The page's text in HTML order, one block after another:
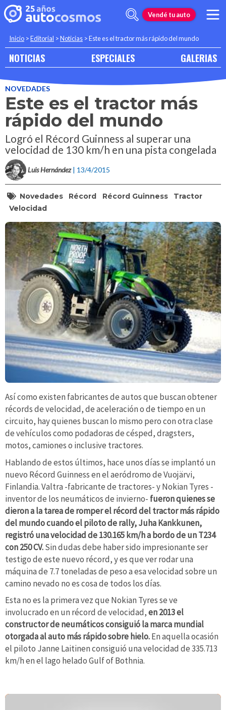
Vendé tu auto
Inicio >Editorial >Noticias >Este es el tractor más rápido del mundo
NOTICIAS ESPECIALES GALERIAS
NOVEDADES
Este es el tractor más
rápido del mundo
Logró el Récord Guinness al superar una
velocidad de 130 km/h en una pista congelada
Luis Hernández | 13/4/2015
Novedades Récord Récord Guinness
Tractor
Velocidad
Así como existen fabricantes de autos que buscan obtener
récords de velocidad, de aceleración o de tiempo en un
circuito, hay quienes buscan lo mismo pero con otra clase
de vehículos como podadoras de césped, dragsters,
motos, camiones o inclusive tractores.
Hablando de estos últimos, hace unos días se implantó un
nuevo Récord Guinness en el aeródromo de Vuojärvi,
Finlandia. Valtra -fabricante de tractores- y Nokian Tyres -
inventor de los neumáticos de invierno- fueron quienes se
dieron a la tarea de romper el récord del tractor más rápido
del mundo cuando el piloto de rally, Juha Kankkunen,
registró una velocidad de 130.165 km/h a bordo de un T234
con 250 CV.Sin dudas debe haber sido impresionante ser
testigo de este nuevo récord, y es que ver rodar una
máquina de 7.7 toneladas de peso a esa velocidad sobre un
camino nevado no es cosa de todos los días.
Esta no es la primera vez que Nokian Tyres se ve
involucrado en un récord de velocidad,en 2013 el
constructor de neumáticos consiguió la marca mundial
otorgada al auto más rápido sobre hielo.En aquella ocasión
el piloto Janne Laitinen consiguió una velocidad de 335.713
km/h en el lago helado Gulf of Bothnia.